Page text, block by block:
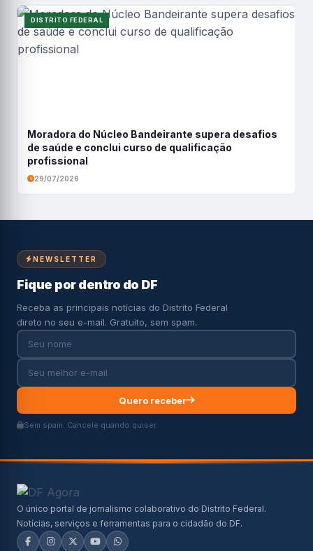
DISTRITO FEDERAL
Moradora do Núcleo Bandeirante supera desafios
de saúde e conclui curso de qualificação
profissional
29/07/2026
NEWSLETTER
Fique por dentro do DF
Receba as principais notícias do Distrito Federal
direto no seu e-mail. Gratuito, sem spam.
Quero receber
Sem spam. Cancele quando quiser.
O único portal de jornalismo colaborativo do Distrito Federal.
Notícias, serviços e ferramentas para o cidadão do DF.